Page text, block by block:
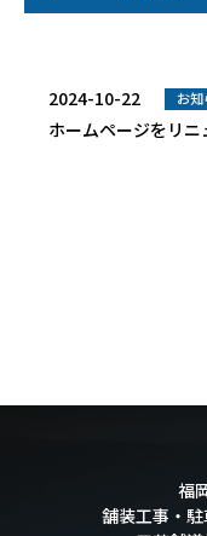
2024-10-22 お知
ホームページをリ
福
舗装工事・